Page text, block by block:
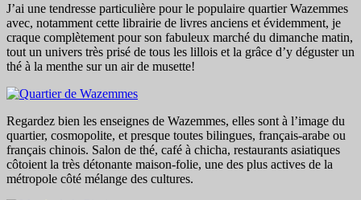
J’ai une tendresse particulière pour le populaire quartier Wazemmes
avec, notamment cette librairie de livres anciens et évidemment, je
craque complètement pour son fabuleux marché du dimanche matin,
tout un univers très prisé de tous les lillois et la grâce d’y déguster un
thé à la menthe sur un air de musette!
Regardez bien les enseignes de Wazemmes, elles sont à l’image du
quartier, cosmopolite, et presque toutes bilingues, français-arabe ou
français chinois. Salon de thé, café à chicha, restaurants asiatiques
côtoient la très détonante maison-folie, une des plus actives de la
métropole côté mélange des cultures.